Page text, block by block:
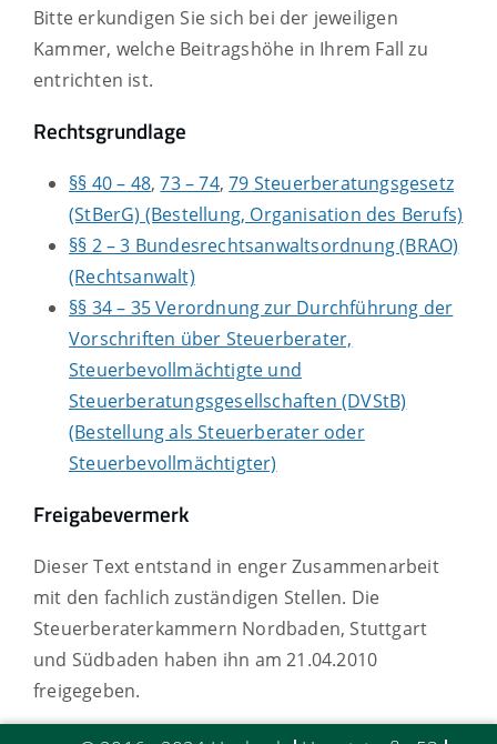
Bitte erkundigen Sie sich bei der jeweiligen
Kammer, welche Beitragshöhe in Ihrem Fall zu
entrichten ist.
Rechtsgrundlage
§§ 40 – 48,73 – 74,79 Steuerberatungsgesetz
(StBerG) (Bestellung, Organisation des Berufs)
§§ 2 – 3 Bundesrechtsanwaltsordnung (BRAO)
(Rechtsanwalt)
§§ 34 – 35 Verordnung zur Durchführung der
Vorschriften über Steuerberater,
Steuerbevollmächtigte und
Steuerberatungsgesellschaften (DVStB)
(Bestellung als Steuerberater oder
Steuerbevollmächtigter)
Freigabevermerk
Dieser Text entstand in enger Zusammenarbeit
mit den fachlich zuständigen Stellen. Die
Steuerberaterkammern Nordbaden, Stuttgart
und Südbaden haben ihn am 21.04.2010
freigegeben.